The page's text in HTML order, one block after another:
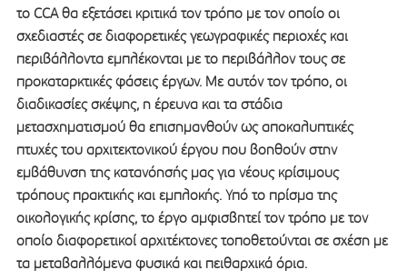
το CCA θα εξετάσει κριτικά τον τρόπο με τον οποίο οι
σχεδιαστές σε διαφορετικές γεωγραφικές περιοχές και
περιβάλλοντα εμπλέκονται με το περιβάλλον τους σε
προκαταρκτικές φάσεις έργων. Με αυτόν τον τρόπο, οι
διαδικασίες σκέψης, η έρευνα και τα στάδια
μετασχηματισμού θα επισημανθούν ως αποκαλυπτικές
πτυχές του αρχιτεκτονικού έργου που βοηθούν στην
εμβάθυνση της κατανόησής μας για νέους κρίσιμους
τρόπους πρακτικής και εμπλοκής. Υπό το πρίσμα της
οικολογικής κρίσης, το έργο αμφισβητεί τον τρόπο με τον
οποίο διαφορετικοί αρχιτέκτονες τοποθετούνται σε σχέση με
τα μεταβαλλόμενα φυσικά και πειθαρχικά όρια.